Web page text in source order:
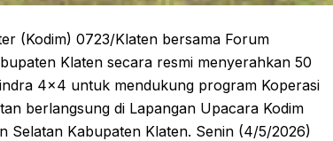
(Kodim) 0723/Klaten bersama Forum
Klaten secara resmi menyerahkan 50
4×4 untuk mendukung program Koperasi
berlangsung di Lapangan Upacara Kodim
Selatan Kabupaten Klaten. Senin (4/5/2026)